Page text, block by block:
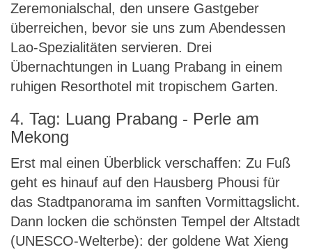
Zeremonialschal, den unsere Gastgeber
überreichen, bevor sie uns zum Abendessen
Lao-Spezialitäten servieren. Drei
Übernachtungen in Luang Prabang in einem
ruhigen Resorthotel mit tropischem Garten.
4. Tag: Luang Prabang - Perle am
Mekong
Erst mal einen Überblick verschaffen: Zu Fuß
geht es hinauf auf den Hausberg Phousi für
das Stadtpanorama im sanften Vormittagslicht.
Dann locken die schönsten Tempel der Altstadt
(UNESCO-Welterbe): der goldene Wat Xieng